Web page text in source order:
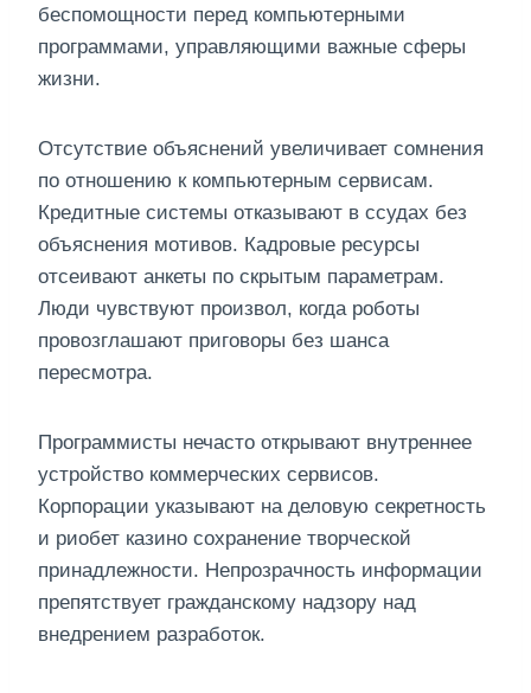
беспомощности перед компьютерными
программами, управляющими важные сферы
жизни.
Отсутствие объяснений увеличивает сомнения
по отношению к компьютерным сервисам.
Кредитные системы отказывают в ссудах без
объяснения мотивов. Кадровые ресурсы
отсеивают анкеты по скрытым параметрам.
Люди чувствуют произвол, когда роботы
провозглашают приговоры без шанса
пересмотра.
Программисты нечасто открывают внутреннее
устройство коммерческих сервисов.
Корпорации указывают на деловую секретность
и риобет казино сохранение творческой
принадлежности. Непрозрачность информации
препятствует гражданскому надзору над
внедрением разработок.